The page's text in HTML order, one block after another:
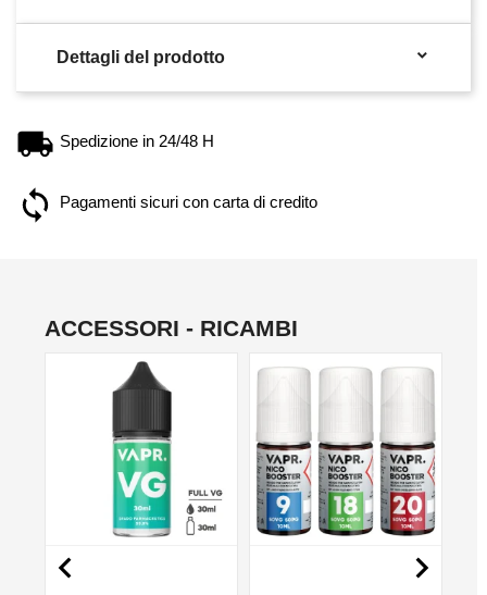
Dettagli del prodotto 
Spedizione in 24/48 H
Pagamenti sicuri con carta di credito
ACCESSORI - RICAMBI
 